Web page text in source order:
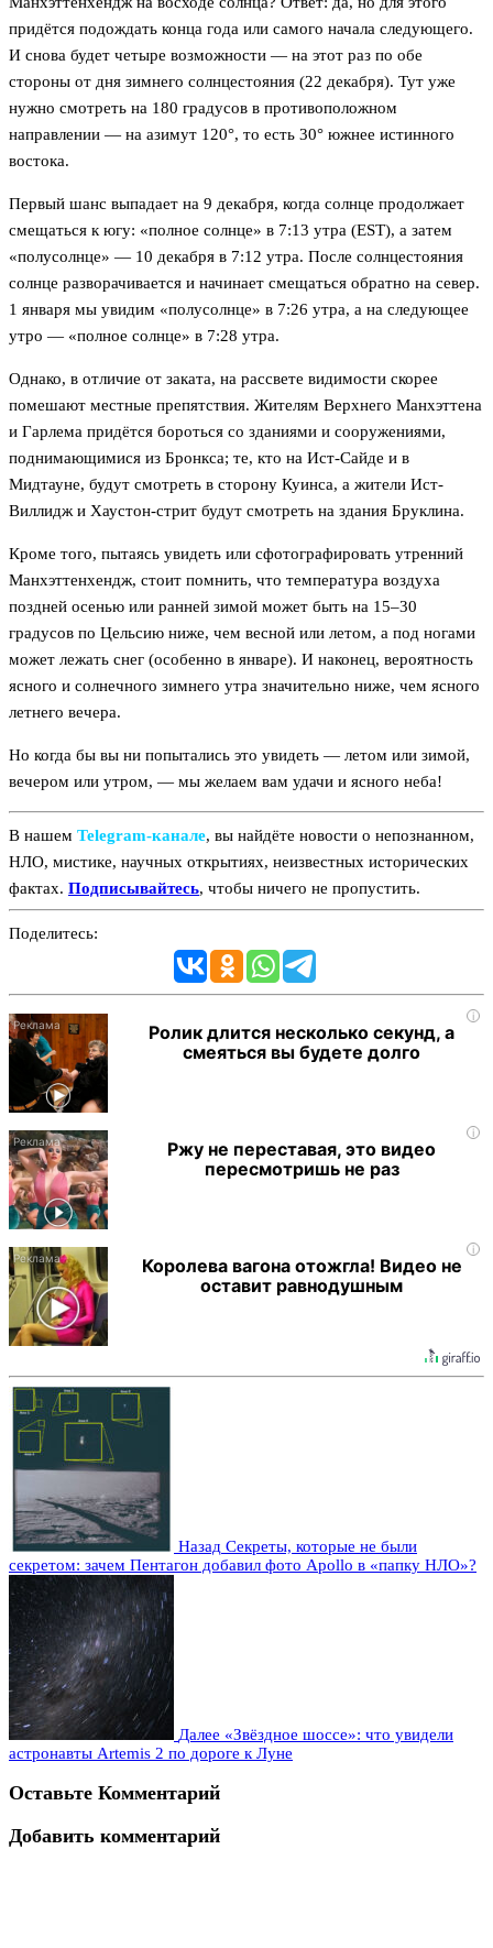
придётся подождать конца года или самого начала следующего.
И снова будет четыре возможности — на этот раз по обе
стороны от дня зимнего солнцестояния (22 декабря). Тут уже
нужно смотреть на 180 градусов в противоположном
направлении — на азимут 120°, то есть 30° южнее истинного
востока.
Первый шанс выпадает на 9 декабря, когда солнце продолжает
смещаться к югу: «полное солнце» в 7:13 утра (EST), а затем
«полусолнце» — 10 декабря в 7:12 утра. После солнцестояния
солнце разворачивается и начинает смещаться обратно на север.
1 января мы увидим «полусолнце» в 7:26 утра, а на следующее
утро — «полное солнце» в 7:28 утра.
Однако, в отличие от заката, на рассвете видимости скорее
помешают местные препятствия. Жителям Верхнего Манхэттена
и Гарлема придётся бороться со зданиями и сооружениями,
поднимающимися из Бронкса; те, кто на Ист-Сайде и в
Мидтауне, будут смотреть в сторону Куинса, а жители Ист-
Виллидж и Хаустон-стрит будут смотреть на здания Бруклина.
Кроме того, пытаясь увидеть или сфотографировать утренний
Манхэттенхендж, стоит помнить, что температура воздуха
поздней осенью или ранней зимой может быть на 15–30
градусов по Цельсию ниже, чем весной или летом, а под ногами
может лежать снег (особенно в январе). И наконец, вероятность
ясного и солнечного зимнего утра значительно ниже, чем ясного
летнего вечера.
Но когда бы вы ни попытались это увидеть — летом или зимой,
вечером или утром, — мы желаем вам удачи и ясного неба!
В нашем Telegram‑канале, вы найдёте новости о непознанном,
НЛО, мистике, научных открытиях, неизвестных исторических
фактах. Подписывайтесь, чтобы ничего не пропустить.
Поделитесь:
i
Ролик длится несколько секунд, а
смеяться вы будете долго
i
Ржу не переставая, это видео
пересмотришь не раз
i
Королева вагона отожгла! Видео не
оставит равнодушным
Назад Секреты, которые не были
секретом: зачем Пентагон добавил фото Apollo в «папку НЛО»?
Далее «Звёздное шоссе»: что увидели
астронавты Artemis 2 по дороге к Луне
Оставьте Комментарий
Добавить комментарий